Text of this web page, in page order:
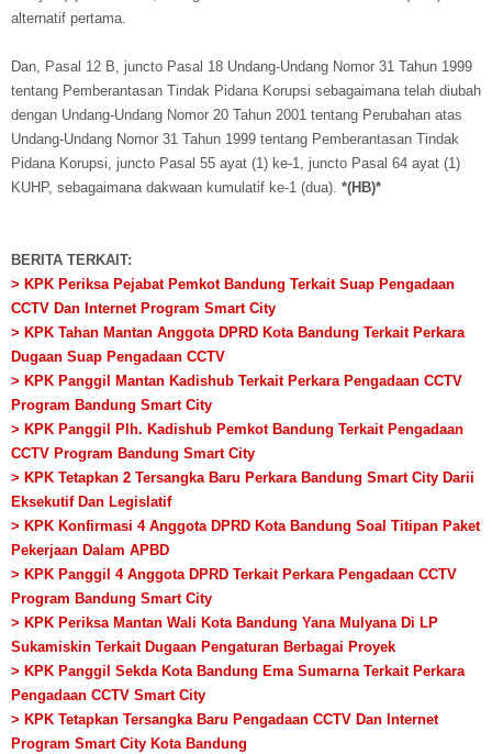
alternatif pertama.
Dan, Pasal 12 B, juncto Pasal 18 Undang-Undang Nomor 31 Tahun 1999
tentang Pemberantasan Tindak Pidana Korupsi sebagaimana telah diubah
dengan Undang-Undang Nomor 20 Tahun 2001 tentang Perubahan atas
Undang-Undang Nomor 31 Tahun 1999 tentang Pemberantasan Tindak
Pidana Korupsi, juncto Pasal 55 ayat (1) ke-1, juncto Pasal 64 ayat (1)
KUHP, sebagaimana dakwaan kumulatif ke-1 (dua). *(HB)*
BERITA TERKAIT:
> KPK Periksa Pejabat Pemkot Bandung Terkait Suap Pengadaan
CCTV Dan Internet Program Smart City
> KPK Tahan Mantan Anggota DPRD Kota Bandung Terkait Perkara
Dugaan Suap Pengadaan CCTV
> KPK Panggil Mantan Kadishub Terkait Perkara Pengadaan CCTV
Program Bandung Smart City
> KPK Panggil Plh. Kadishub Pemkot Bandung Terkait Pengadaan
CCTV Program Bandung Smart City
> KPK Tetapkan 2 Tersangka Baru Perkara Bandung Smart City Darii
Eksekutif Dan Legislatif
> KPK Konfirmasi 4 Anggota DPRD Kota Bandung Soal Titipan Paket
Pekerjaan Dalam APBD
> KPK Panggil 4 Anggota DPRD Terkait Perkara Pengadaan CCTV
Program Bandung Smart City
> KPK Periksa Mantan Wali Kota Bandung Yana Mulyana Di LP
Sukamiskin Terkait Dugaan Pengaturan Berbagai Proyek
> KPK Panggil Sekda Kota Bandung Ema Sumarna Terkait Perkara
Pengadaan CCTV Smart City
> KPK Tetapkan Tersangka Baru Pengadaan CCTV Dan Internet
Program Smart City Kota Bandung